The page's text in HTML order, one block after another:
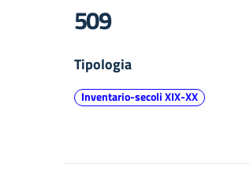
509
Tipologia
Inventario-secoli XIX-XX